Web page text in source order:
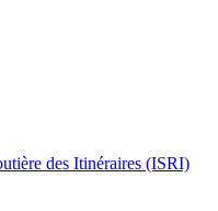
des Itinéraires (ISRI)